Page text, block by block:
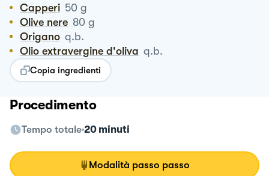
Capperi 50 g
Olive nere 80 g
Origano q.b.
Olio extravergine d'oliva q.b.
Copia ingredienti
Procedimento
Tempo totale 20 minuti
Modalità passo passo